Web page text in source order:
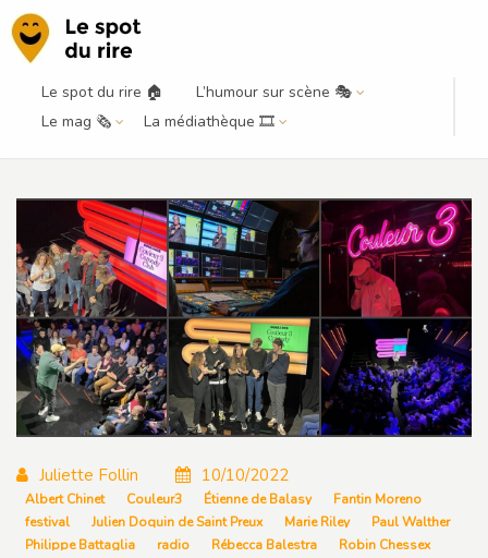
Le spot du rire 🏠
L’humour sur scène 🎭
Le mag 🗞️
La médiathèque 🎞️
Couleur 3 Comedy Club 2 : des
Juliette Follin 10/10/2022
Albert Chinet Couleur3 Étienne de Balasy
Fantin Moreno
festival
Julien Doquin de Saint Preux Marie Riley
Paul Walther
Philippe Battaglia
radio Rébecca Balestra
Robin Chessex